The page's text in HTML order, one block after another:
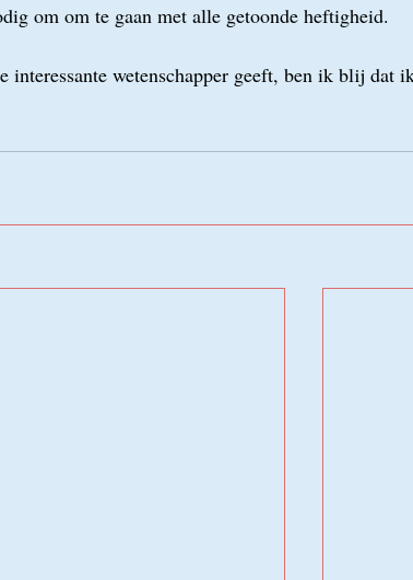
om om te gaan met alle getoonde heftigheid.
interessante wetenschapper geeft, ben ik blij dat